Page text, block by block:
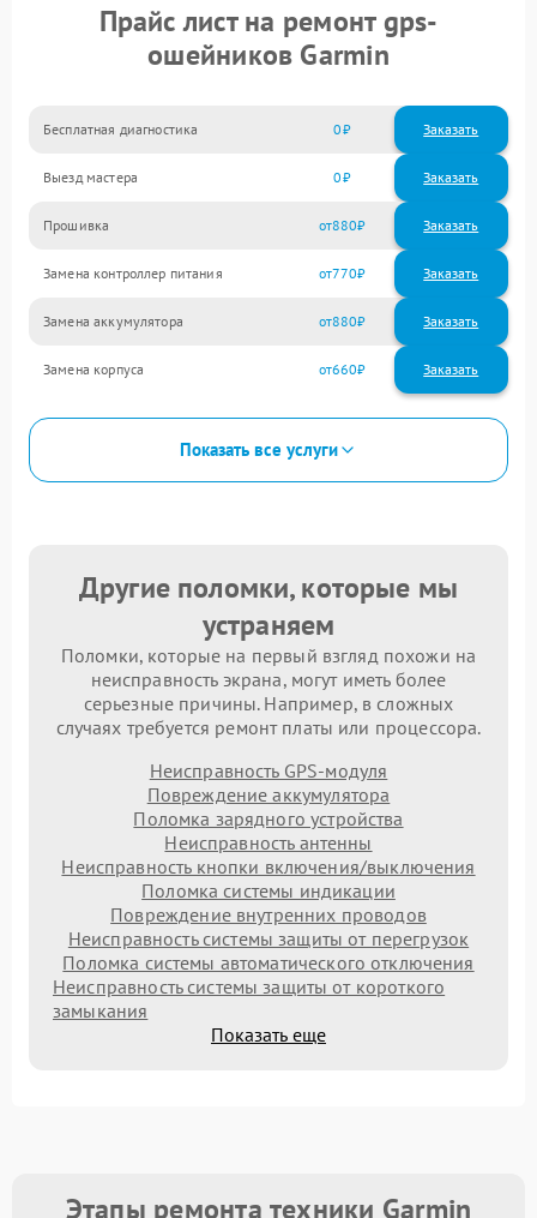
Прайс лист на ремонт gps-
ошейников Garmin
Бесплатная диагностика 0 Заказать
Выезд мастера 0 Заказать
Прошивка 880
Замена контроллер питания 770
Замена аккумулятора 880
Замена корпуса 660
Показать все услуги
Другие поломки, которые мы
устраняем
Поломки, которые на первый взгляд похожи на
неисправность экрана, могут иметь более
серьезные причины. Например, в сложных
случаях требуется ремонт платы или процессора.
Неисправность GPS-модуля
Повреждение аккумулятора
Поломка зарядного устройства
Неисправность антенны
Неисправность кнопки включения/выключения
Поломка системы индикации
Повреждение внутренних проводов
Неисправность системы защиты от перегрузок
Поломка системы автоматического отключения
Неисправность системы защиты от короткого
замыкания
Показать еще
Этапы ремонта техники Garmin